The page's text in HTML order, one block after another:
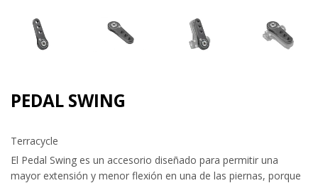
PEDAL SWING
Terracycle
El Pedal Swing es un accesorio diseñado para permitir una
mayor extensión y menor flexión en una de las piernas, porque